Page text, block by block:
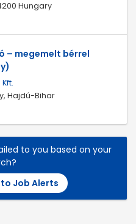
Hungary
– megemelt bérrel
Hajdú-Bihar
to you based on your
Job Alerts